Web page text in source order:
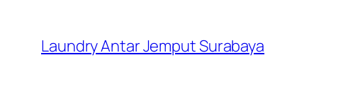
content
Laundry Antar Jemput Surabaya